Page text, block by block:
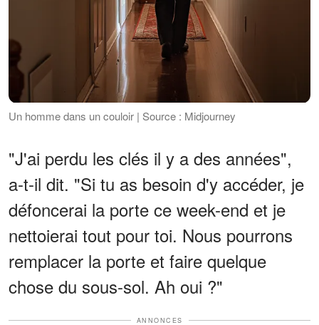
Un homme dans un couloir | Source : Midjourney
"J'ai perdu les clés il y a des années",
a-t-il dit. "Si tu as besoin d'y accéder, je
défoncerai la porte ce week-end et je
nettoierai tout pour toi. Nous pourrons
remplacer la porte et faire quelque
chose du sous-sol. Ah oui ?"
ANNONCES